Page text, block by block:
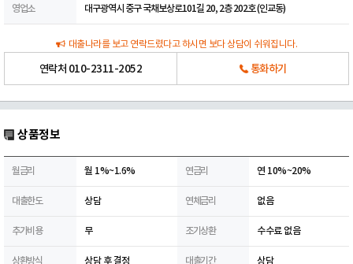
영업소 대구광역시 중구 국채보상로101길 20, 2층 202호 (인교동)
대출나라를 보고 연락드렸다고 하시면 보다 상담이 쉬워집니다.
연락처 010-2311-2052 통화하기
상품정보
월금리 월 1%~1.6% 연금리 연 10%~20%
대출한도 상담 연체금리 없음
추가비용 무 조기상환 수수료 없음
상환방식 상담 후 결정 대출기간 상담